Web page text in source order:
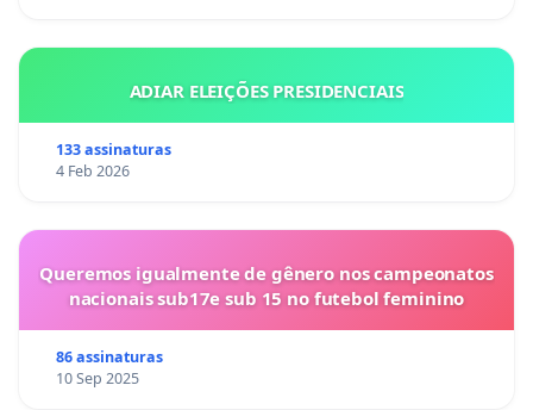
ADIAR ELEIÇÕES PRESIDENCIAIS
133 assinaturas
4 Feb 2026
Queremos igualmente de gênero nos campeonatos
nacionais sub17e sub 15 no futebol feminino
86 assinaturas
10 Sep 2025